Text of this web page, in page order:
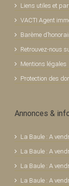
Liens utiles et
VACTI Agent
Barème
Retrouvez-nous
Mentions légales
Protection des
Annonces &
La Baule : A
La Baule : A
La Baule : A
La Baule : A